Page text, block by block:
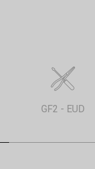
GF2 - EUD